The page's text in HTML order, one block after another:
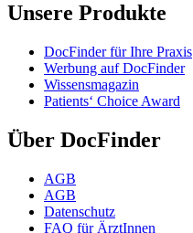
Unsere Produkte
DocFinder für Ihre Praxis
Werbung auf DocFinder
Wissensmagazin
Patients‘ Choice Award
Über DocFinder
AGB
AGB
Datenschutz
FAQ für ÄrztInnen